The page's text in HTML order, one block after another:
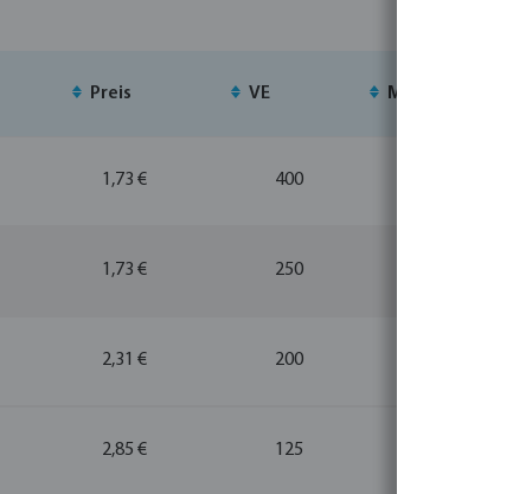
Preis VE MSQ
1,73 € 400
1,73 € 250
2,31 € 200
2,85 € 125